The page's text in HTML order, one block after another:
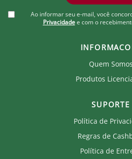
Ao informar seu e-mail, você
Privacidade e com o
Quem Somos
Produtos
SUPORTE
Política de
Regras de
Política de